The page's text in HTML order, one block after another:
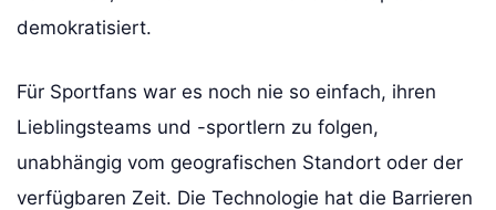
demokratisiert.
Für Sportfans war es noch nie so einfach, ihren
Lieblingsteams und -sportlern zu folgen,
unabhängig vom geografischen Standort oder der
verfügbaren Zeit. Die Technologie hat die Barrieren